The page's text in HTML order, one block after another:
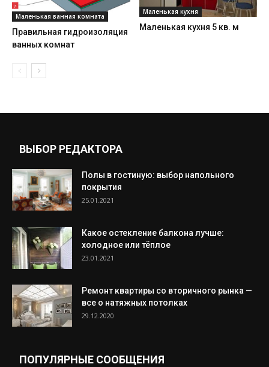
Маленькая ванная комната
Правильная гидроизоляция
ванных комнат
Маленькая кухня
Маленькая кухня 5 кв. м
ВЫБОР РЕДАКТОРА
Полы в гостиную: выбор напольного
покрытия
25.01.2021
Какое остекление балкона лучше:
холодное или тёплое
23.01.2021
Ремонт квартиры со вторичного рынка —
все о натяжных потолках
29.12.2020
ПОПУЛЯРНЫЕ СООБЩЕНИЯ